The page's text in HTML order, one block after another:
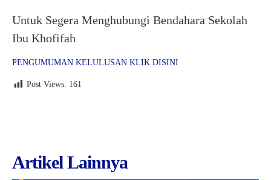
Untuk Segera Menghubungi Bendahara Sekolah
Ibu Khofifah
PENGUMUMAN KELULUSAN KLIK DISINI
Post Views: 161
Artikel Lainnya